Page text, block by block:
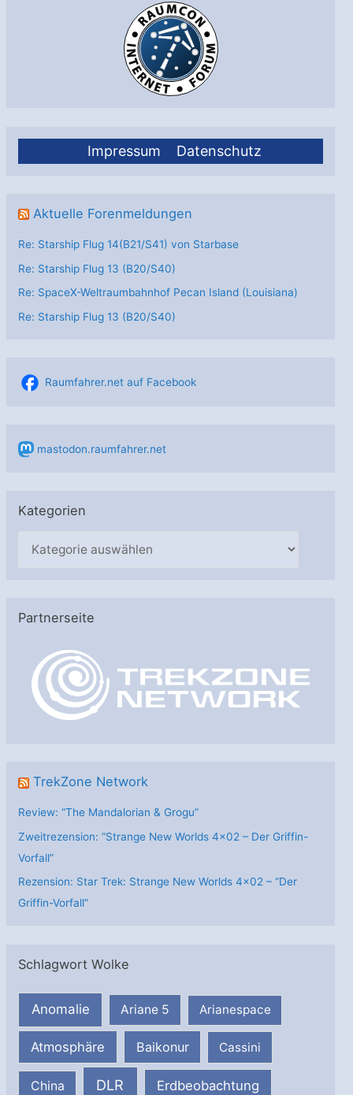
Impressum Datenschutz
Aktuelle Forenmeldungen
Re: Starship Flug 14(B21/S41) von Starbase
Re: Starship Flug 13 (B20/S40)
Re: SpaceX-Weltraumbahnhof Pecan Island (Louisiana)
Re: Starship Flug 13 (B20/S40)
Raumfahrer.net auf Facebook
mastodon.raumfahrer.net
Kategorien
g
Partnerseite
TrekZone Network
Review: “The Mandalorian & Grogu”
Zweitrezension: “Strange New Worlds 4×02 – Der Griffin-
Vorfall”
Rezension: Star Trek: Strange New Worlds 4×02 – “Der
Griffin-Vorfall”
Schlagwort Wolke
Anomalie Ariane 5 Arianespace
Atmosphäre Baikonur Cassini
China DLR Erdbeobachtung